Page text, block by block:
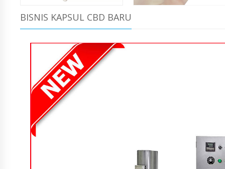
BISNIS KAPSUL CBD BARU